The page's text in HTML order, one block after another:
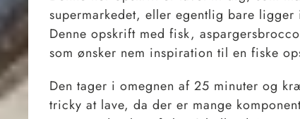
supermarkedet, eller egentlig bare
Denne opskrift med fisk,
som ønsker nem inspiration til en fiske
Den tager i omegnen af 25 minuter og
tricky at lave, da der er mange